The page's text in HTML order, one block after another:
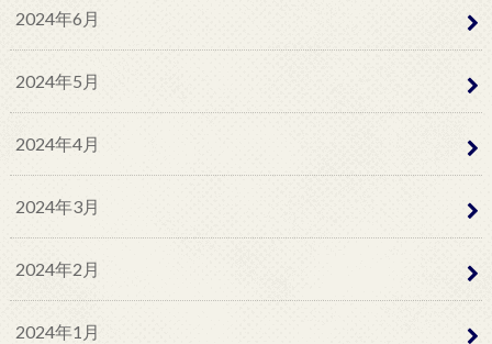
2024年6月
2024年5月
2024年4月
2024年3月
2024年2月
2024年1月